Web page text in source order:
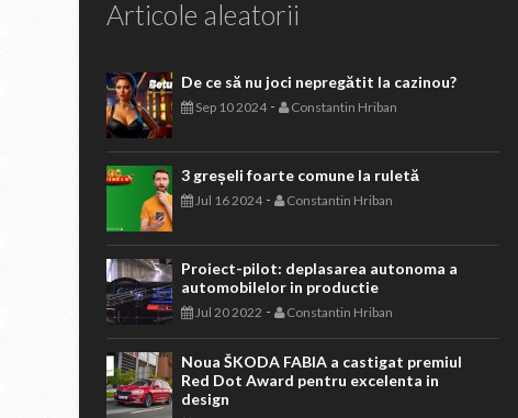
Articole aleatorii
De ce să nu joci nepregătit la cazinou?
Sep 10 2024- Constantin Hriban
3 greșeli foarte comune la ruletă
Jul 16 2024- Constantin Hriban
Proiect-pilot: deplasarea autonoma a
automobilelor in productie
Jul 20 2022 - Constantin Hriban
Noua ŠKODA FABIA a castigat premiul
Red Dot Award pentru excelenta in
design